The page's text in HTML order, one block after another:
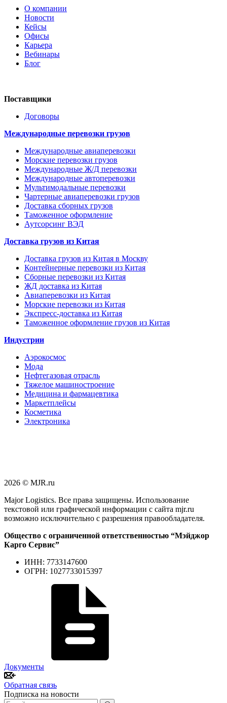
О компании
Новости
Кейсы
Офисы
Карьера
Вебинары
Блог
Поставщики
Договоры
Международные перевозки грузов
Международные авиаперевозки
Морские перевозки грузов
Международные Ж/Д перевозки
Международные автоперевозки
Мультимодальные перевозки
Чартерные авиаперевозки грузов
Доставка сборных грузов
Таможенное оформление
Аутсорсинг ВЭД
Доставка грузов из Китая
Доставка грузов из Китая в Москву
Контейнерные перевозки из Китая
Сборные перевозки из Китая
ЖД доставка из Китая
Авиаперевозки из Китая
Морские перевозки из Китая
Экспресс-доставка из Китая
Таможенное оформление грузов из Китая
Индустрии
Аэрокосмос
Мода
Нефтегазовая отрасль
Тяжелое машиностроение
Медицина и фармацевтика
Маркетплейсы
Косметика
Электроника
2026 © MJR.ru
Major Logistics. Все права защищены. Использование
текстовой или графической информации с сайта mjr.ru
возможно исключительно с разрешения правообладателя.
Общество с ограниченной ответственностью “Мэйджор
Карго Сервис”
ИНН: 7733147600
ОГРН: 1027733015397
Документы
Обратная связь
Подписка на новости